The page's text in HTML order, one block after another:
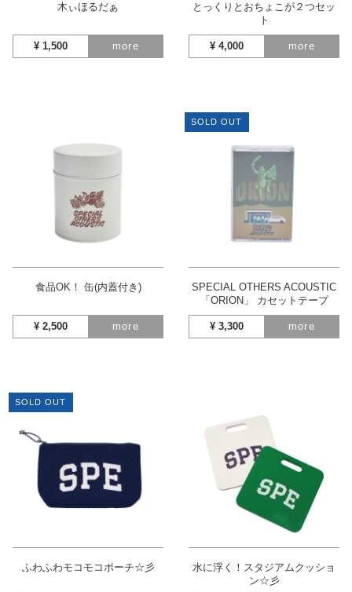
木ぃほるだぁ
¥ 1,500 more
とっくりとおちょこが２つセッ
ト
¥ 4,000 more
食品OK！ 缶(内蓋付き)
¥ 2,500 more
SOLD OUT
SPECIAL OTHERS ACOUSTIC
「ORION」 カセットテープ
¥ 3,300 more
SOLD OUT
ふわふわモコモコポーチ☆彡
水に浮く！スタジアムクッショ
ン☆彡